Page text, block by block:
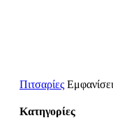
Πιτσαρίες
Κατηγορίες